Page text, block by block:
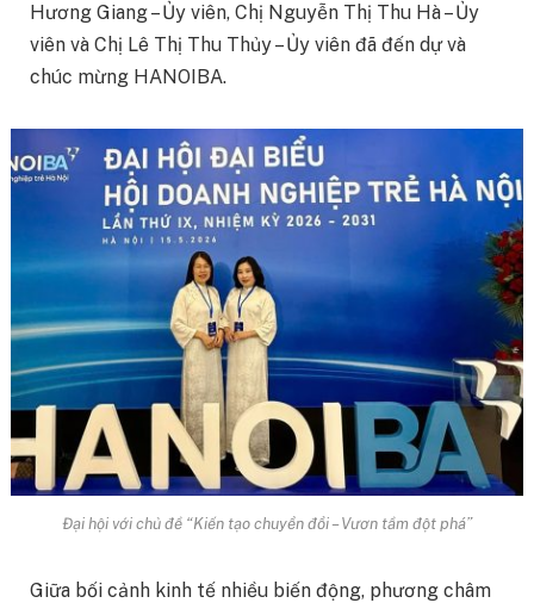
Hương Giang – Ủy viên, Chị Nguyễn Thị Thu Hà – Ủy
viên và Chị Lê Thị Thu Thủy – Ủy viên đã đến dự và
chúc mừng HANOIBA.
Đại hội với chủ đề “Kiến tạo chuyển đổi – Vươn tầm đột phá”
Giữa bối cảnh kinh tế nhiều biến động, phương châm